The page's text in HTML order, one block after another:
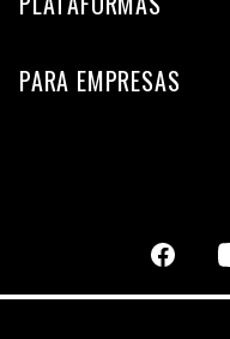
PARA EMPRESAS